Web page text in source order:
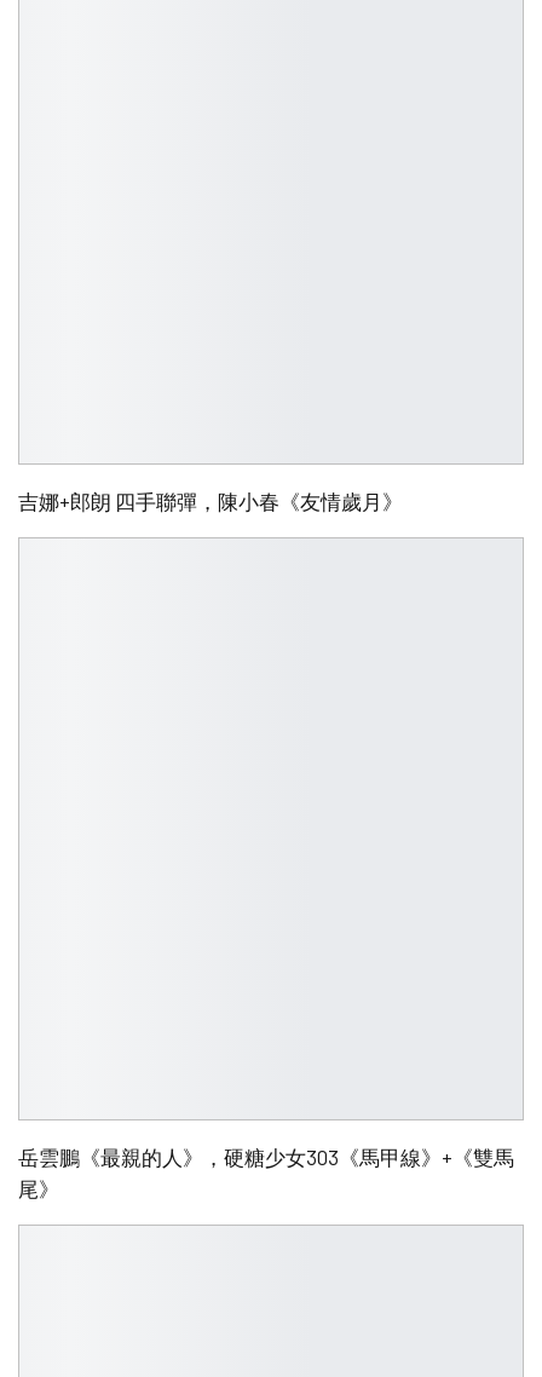
吉娜+郎朗 四手聯彈，陳小春《友情歲月》
岳雲鵬《最親的人》，硬糖少女303《馬甲線》+《雙馬
尾》